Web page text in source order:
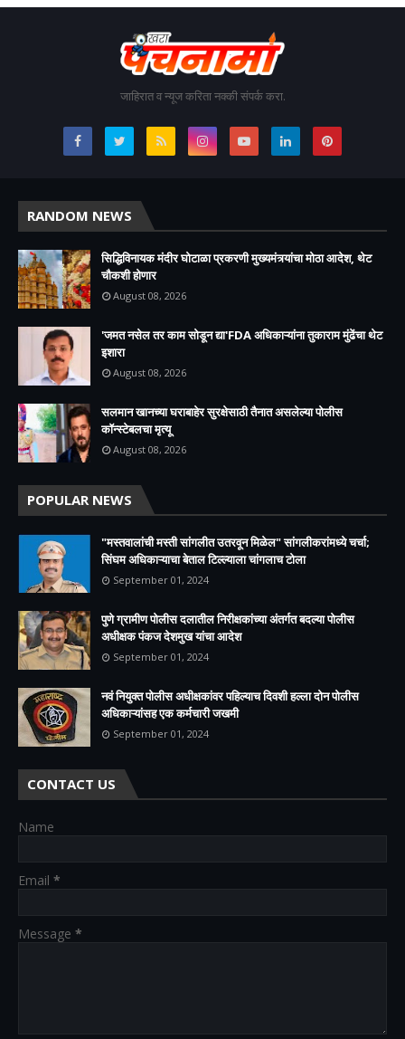
जाहिरात व न्यूज करिता नक्की संपर्क करा.
RANDOM NEWS
सिद्धिविनायक मंदीर घोटाळा प्रकरणी मुख्यमंत्र्यांचा मोठा आदेश, थेट
चौकशी होणार
August 08, 2026
'जमत नसेल तर काम सोडून द्या'FDA अधिकाऱ्यांना तुकाराम मुंढेंचा थेट
इशारा
August 08, 2026
सलमान खानच्या घराबाहेर सुरक्षेसाठी तैनात असलेल्या पोलीस
कॉन्स्टेबलचा मृत्यू
August 08, 2026
POPULAR NEWS
"मस्तवालांची मस्ती सांगलीत उतरवून मिळेल" सांगलीकरांमध्ये चर्चा;
सिंघम अधिकाऱ्याचा बेताल टिल्ल्याला चांगलाच टोला
September 01, 2024
पुणे ग्रामीण पोलीस दलातील निरीक्षकांच्या अंतर्गत बदल्या पोलीस
अधीक्षक पंकज देशमुख यांचा आदेश
September 01, 2024
नवं नियुक्त पोलीस अधीक्षकांवर पहिल्याच दिवशी हल्ला दोन पोलीस
अधिकाऱ्यांसह एक कर्मचारी जखमी
September 01, 2024
CONTACT US
Name
Email *
Message *